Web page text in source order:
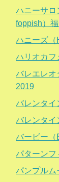
ハニーサロ
foppish）
ハニーズ（
ハリオカフ
バレエレオ
2019
バレンタイ
バレンタイ
バービー（
パターンフ
パンプルム